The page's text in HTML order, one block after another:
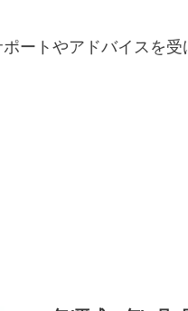
ートやアドバイスを